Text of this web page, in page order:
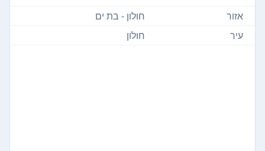
אזור
חולון - בת ים
עיר
חולון